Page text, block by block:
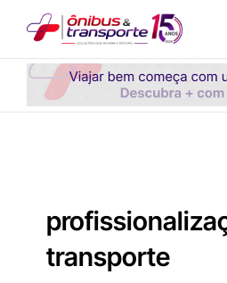
conteúdo
transporte